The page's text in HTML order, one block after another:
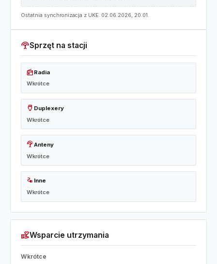
Ostatnia synchronizacja z UKE: 02.06.2026, 20:01.
settings_input_antennaSprzęt na stacji
radioRadia
Wkrótce
settings_input_hdmi Duplexery
Wkrótce
settings_input_antennaAnteny
Wkrótce
electrical_services Inne
Wkrótce
volunteer_activismWsparcie utrzymania
Wkrótce